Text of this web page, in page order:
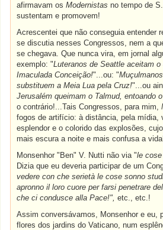
afirmavam osModernistas no tempo de
sustentam e promovem!
Acrescentei que não conseguia entender
se discutia nesses Congressos, nem a
se chegava. Que nunca vira, em jornal
exemplo: "Luteranos de Seattle aceitam
Imaculada Conceição!"...ou: "
substituem a Meia Lua pela Cruz!"...ou
Jerusalém queimam o Talmud, entoando
o contrário!...Tais Congressos, para mim,
fogos de artifício: à distância, pela mídia,
esplendor e o colorido das explosões,
mais escura a noite e mais confusa a
Monsenhor "Ben" V. Nutti não via "le
Dizia que eu deveria participar de um
vedere con che serietà le cose sonno
apronno il loro cuore per farsi penetrare
che ci condusce alla Pace!",etc., etc.!
Assim conversávamos, Monsenhor e eu,
flores dos jardins do Vaticano, num